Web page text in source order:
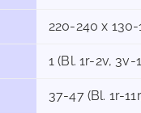
220-240 x
1 (Bl. 1r-2v, 3v-
37-47 (Bl. 1r-